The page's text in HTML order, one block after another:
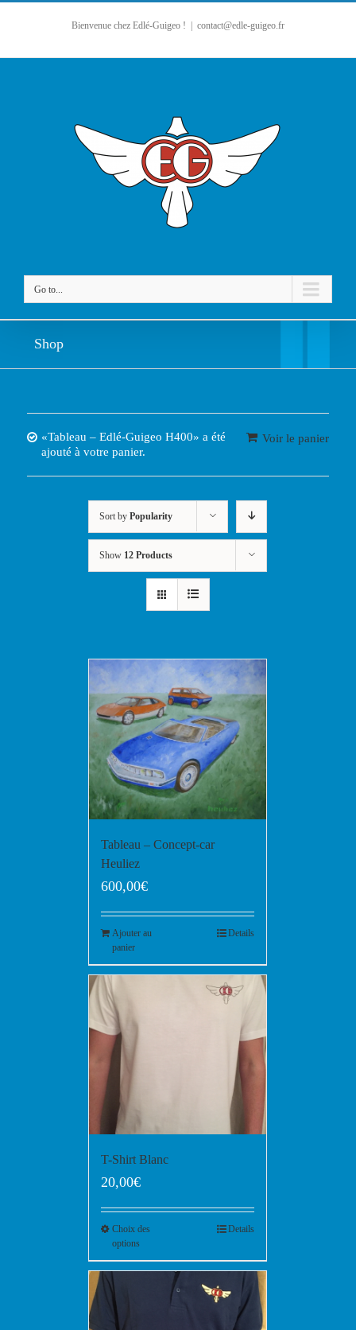
Bienvenue chez Edlé-Guigeo ! contact@edle-guigeo.fr
Go to...
Shop
Voir le panier
«Tableau – Edlé-Guigeo H400» a été
ajouté à votre panier.
Sort byPopularity
Show 12 Products
Tableau – Concept-car
Heuliez
600,00€
Ajouter au
panier
Details
T-Shirt Blanc
20,00€
Choix des
options
Details